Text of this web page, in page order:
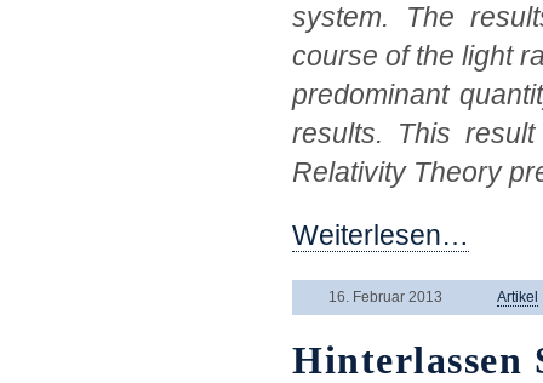
system. The
course of the light
predominant
results. This
Relativity Theory
Weiterlesen…
16. Februar 2013 Artikel
Hinterlassen